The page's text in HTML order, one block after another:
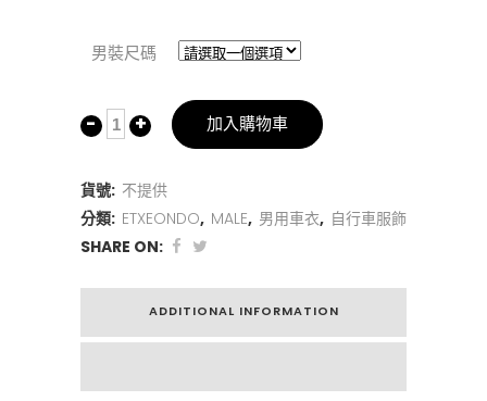
男裝尺碼
加入購物車
貨號: 不提供
分類: ETXEONDO, MALE, 男用車衣, 自行車服飾
SHARE ON:
ADDITIONAL INFORMATION